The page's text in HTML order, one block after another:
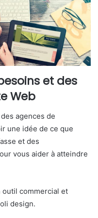
et des
Web
agences de
une idée de ce que
et des
vous aider à atteindre
outil commercial et
design.